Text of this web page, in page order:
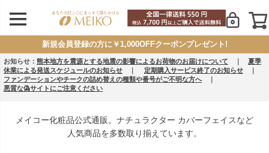
新規会員登録の方に￥1,000OFFクーポンプレゼント!
お知らせ： 熊本地方を震源とする地震の影響によるお荷物のお届けについて ｜ 夏季
休業による発送スケジュールのお知らせ ｜ 定期購入サービス終了のお知らせ ｜
ファンデーションやチークの詰め替えの種類や番号がご不明な方へ｜
悪質な偽サイトにご注意ください
メイコー化粧品公式通販。ナチュラクター カバーフェイスなど
人気商品を多数取り揃えています。